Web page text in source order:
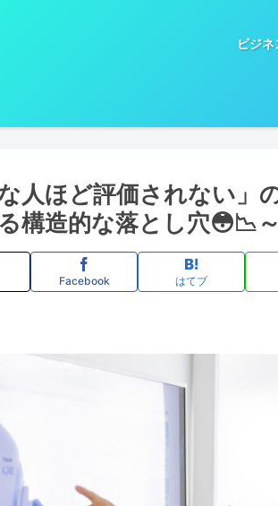
ビジ
人ほど評価されない」
構造的な落とし穴😳📉～
Facebook はてブ